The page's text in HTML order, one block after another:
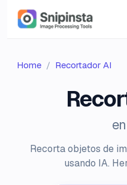
Home Recortador AI
Recorta objetos de
usando IA.